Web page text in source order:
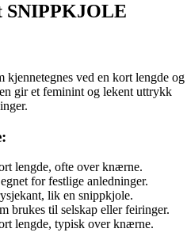
SNIPPKJOLE
ved en kort lengde og
gir et feminint og lekent uttrykk
lengde, ofte over knærne.
for festlige anledninger.
lik en snippkjole.
brukes til selskap eller feiringer.
lengde, typisk over knærne.